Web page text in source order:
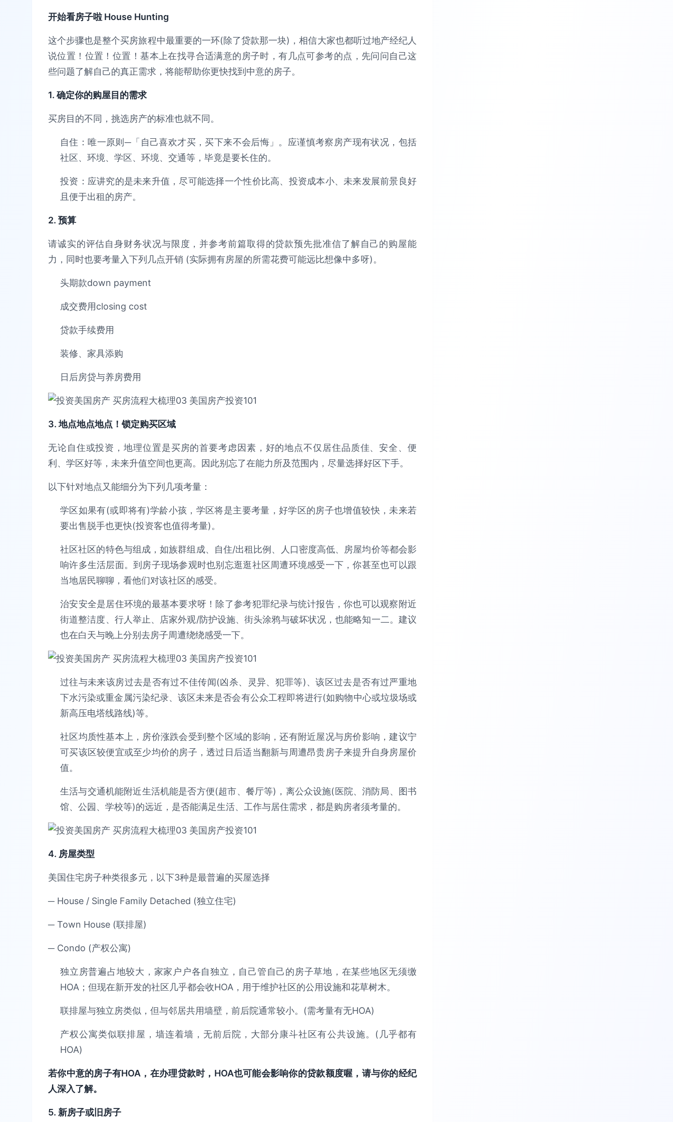
开始看房子啦 House Hunting
这个步骤也是整个买房旅程中最重要的一环(除了贷款那一块)，相信大家也都听过地产经纪人
说位置！位置！位置！基本上在找寻合适满意的房子时，有几点可参考的点，先问问自己这
些问题了解自己的真正需求，将能帮助你更快找到中意的房子。
1. 确定你的购屋目的需求
买房目的不同，挑选房产的标准也就不同。
自住：唯一原则─「自己喜欢才买，买下来不会后悔」。应谨慎考察房产现有状况，包括
社区、环境、学区、环境、交通等，毕竟是要长住的。
投资：应讲究的是未来升值，尽可能选择一个性价比高、投资成本小、未来发展前景良好
且便于出租的房产。
2. 预算
请诚实的评估自身财务状况与限度，并参考前篇取得的贷款预先批准信了解自己的购屋能
力，同时也要考量入下列几点开销 (实际拥有房屋的所需花费可能远比想像中多呀)。
头期款down payment
成交费用closing cost
贷款手续费用
装修、家具添购
日后房贷与养房费用
3. 地点地点地点！锁定购买区域
无论自住或投资，地理位置是买房的首要考虑因素，好的地点不仅居住品质佳、安全、便
利、学区好等，未来升值空间也更高。因此别忘了在能力所及范围内，尽量选择好区下手。
以下针对地点又能细分为下列几项考量：
学区如果有(或即将有)学龄小孩，学区将是主要考量，好学区的房子也增值较快，未来若
要出售脱手也更快(投资客也值得考量)。
社区社区的特色与组成，如族群组成、自住/出租比例、人口密度高低、房屋均价等都会影
响许多生活层面。到房子现场参观时也别忘逛逛社区周遭环境感受一下，你甚至也可以跟
当地居民聊聊，看他们对该社区的感受。
治安安全是居住环境的最基本要求呀！除了参考犯罪纪录与统计报告，你也可以观察附近
街道整洁度、行人举止、店家外观/防护设施、街头涂鸦与破坏状况，也能略知一二。建议
也在白天与晚上分别去房子周遭绕绕感受一下。
过往与未来该房过去是否有过不佳传闻(凶杀、灵异、犯罪等)、该区过去是否有过严重地
下水污染或重金属污染纪录、该区未来是否会有公众工程即将进行(如购物中心或垃圾场或
新高压电塔线路线)等。
社区均质性基本上，房价涨跌会受到整个区域的影响，还有附近屋况与房价影响，建议宁
可买该区较便宜或至少均价的房子，透过日后适当翻新与周遭昂贵房子来提升自身房屋价
值。
生活与交通机能附近生活机能是否方便(超市、餐厅等)，离公众设施(医院、消防局、图书
馆、公园、学校等)的远近，是否能满足生活、工作与居住需求，都是购房者须考量的。
4. 房屋类型
美国住宅房子种类很多元，以下3种是最普遍的买屋选择
─ House / Single Family Detached (独立住宅)
─ Town House (联排屋)
─ Condo (产权公寓)
独立房普遍占地较大，家家户户各自独立，自己管自己的房子草地，在某些地区无须缴
HOA；但现在新开发的社区几乎都会收HOA，用于维护社区的公用设施和花草树木。
联排屋与独立房类似，但与邻居共用墙壁，前后院通常较小。(需考量有无HOA)
产权公寓类似联排屋，墙连着墙，无前后院，大部分康斗社区有公共设施。(几乎都有
HOA)
若你中意的房子有HOA，在办理贷款时，HOA也可能会影响你的贷款额度喔，请与你的经纪
人深入了解。
5. 新房子或旧房子